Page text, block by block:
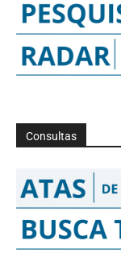
Consultas